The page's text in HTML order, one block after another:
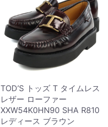
TOD’S トッズ T タイムレス
レザー ローファー
XXW54K0HN90 SHA R810
レディース ブラウン